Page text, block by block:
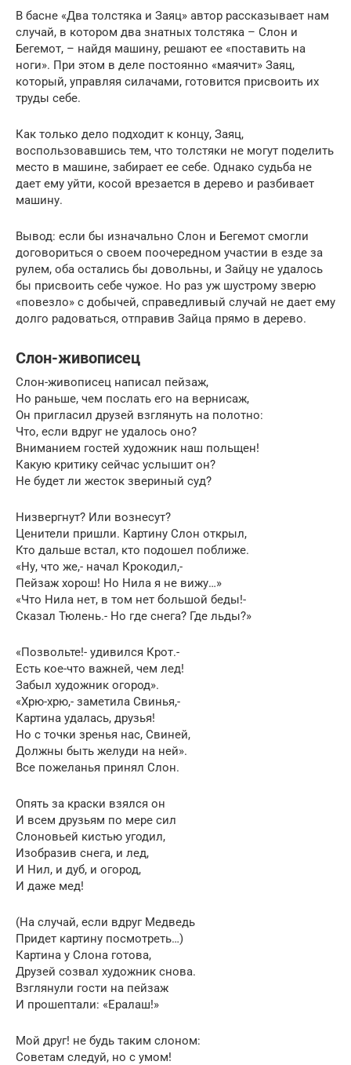
В басне «Два толстяка и Заяц» автор рассказывает нам
случай, в котором два знатных толстяка – Слон и
Бегемот, – найдя машину, решают ее «поставить на
ноги». При этом в деле постоянно «маячит» Заяц,
который, управляя силачами, готовится присвоить их
труды себе.
Как только дело подходит к концу, Заяц,
воспользовавшись тем, что толстяки не могут поделить
место в машине, забирает ее себе. Однако судьба не
дает ему уйти, косой врезается в дерево и разбивает
машину.
Вывод: если бы изначально Слон и Бегемот смогли
договориться о своем поочередном участии в езде за
рулем, оба остались бы довольны, и Зайцу не удалось
бы присвоить себе чужое. Но раз уж шустрому зверю
«повезло» с добычей, справедливый случай не дает ему
долго радоваться, отправив Зайца прямо в дерево.
Слон-живописец
Слон-живописец написал пейзаж,
Но раньше, чем послать его на вернисаж,
Он пригласил друзей взглянуть на полотно:
Что, если вдруг не удалось оно?
Вниманием гостей художник наш польщен!
Какую критику сейчас услышит он?
Не будет ли жесток звериный суд?
Низвергнут? Или вознесут?
Ценители пришли. Картину Слон открыл,
Кто дальше встал, кто подошел поближе.
«Ну, что же,- начал Крокодил,-
Пейзаж хорош! Но Нила я не вижу…»
«Что Нила нет, в том нет большой беды!-
Сказал Тюлень.- Но где снега? Где льды?»
«Позвольте!- удивился Крот.-
Есть кое-что важней, чем лед!
Забыл художник огород».
«Хрю-хрю,- заметила Свинья,-
Картина удалась, друзья!
Но с точки зренья нас, Свиней,
Должны быть желуди на ней».
Все пожеланья принял Слон.
Опять за краски взялся он
И всем друзьям по мере сил
Слоновьей кистью угодил,
Изобразив снега, и лед,
И Нил, и дуб, и огород,
И даже мед!
(На случай, если вдруг Медведь
Придет картину посмотреть…)
Картина у Слона готова,
Друзей созвал художник снова.
Взглянули гости на пейзаж
И прошептали: «Ералаш!»
Мой друг! не будь таким слоном:
Советам следуй, но с умом!